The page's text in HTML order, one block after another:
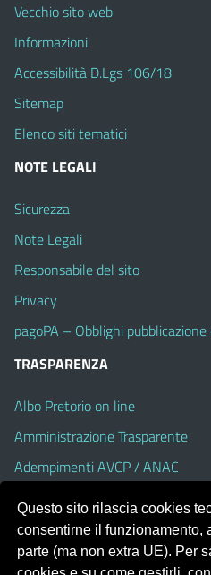
Vecchio sito web
Informazioni
Accessibilità D.Lgs 106/18
Sitemap
Elenco siti tematici
NOTE LEGALI
Sicurezza
Note Legali
Responsabile del sito
Privacy
pagoPA – Obblighi
TRASPARENZA
Albo Pretorio on line
Amministrazione Trasparente
Adempimenti AVCP / ANAC
Accesso Civico
Dichiarazione di accessibilità
Questo sito rilascia cookies
consentirne il funzionamento,
parte (ma non extra UE). Per